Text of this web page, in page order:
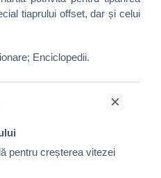
tiaprului offset, dar și celui
Enciclopedii.
pentru creșterea vitezei